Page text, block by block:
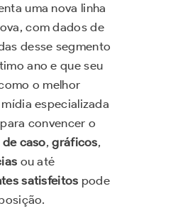
uma nova linha
com dados de
desse segmento
ano e que seu
o melhor
especializada
convencer o
caso,gráficos,
ou até
satisfeitos pode